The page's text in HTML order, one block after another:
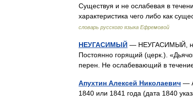
Существуя и не ослабевая в
характеристика чего либо как
словарь русского языка Ефремовой
НЕУГАСИМЫЙ — НЕУГАСИМЫЙ,
Постоянно горящий (церк.).
перен. Не ослабевающий в
Апухтин Алексей Николаевич —
1840 или 1841 года (дата 1840